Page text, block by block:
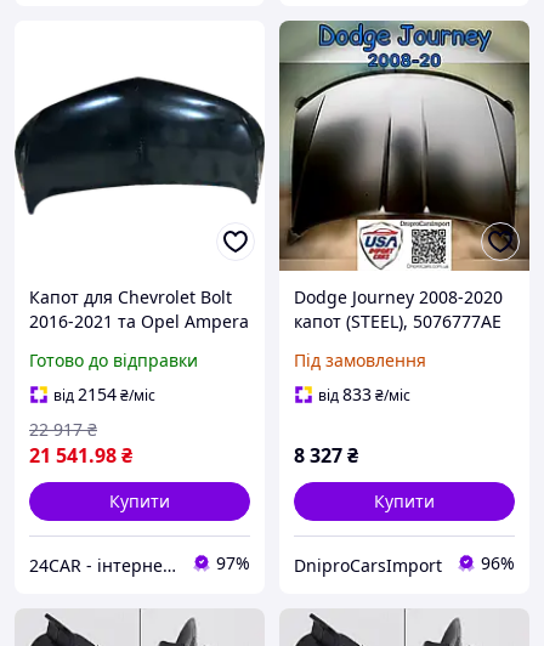
Капот для Chevrolet Bolt
2016-2021 та Opel Ampera
Готово до відправки
від2154₴/міс
21 541.98₴
22 917 ₴
Купити
24CAR - інтернет магазин запчастин та аксесуарів 97%
Dodge Journey 2008-2020
капот (STEEL), 5076777AE
Під замовлення
від833₴/міс
8 327₴
Купити
DniproCarsImport 96%